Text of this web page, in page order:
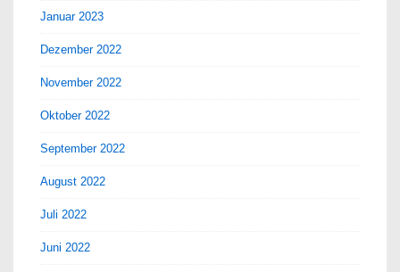
Januar 2023
Dezember 2022
November 2022
Oktober 2022
September 2022
August 2022
Juli 2022
Juni 2022